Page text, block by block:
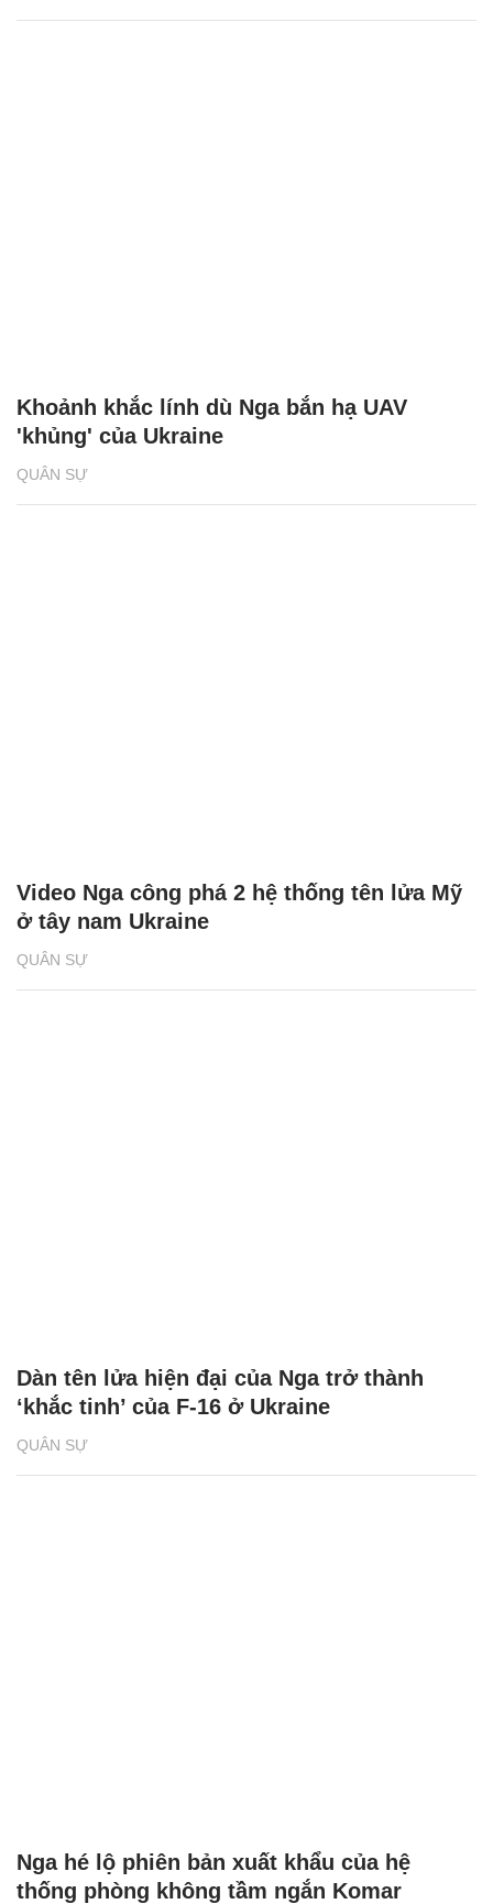
QUÂN SỰ
Khoảnh khắc lính dù Nga bắn hạ UAV
'khủng' của Ukraine
QUÂN SỰ
Video Nga công phá 2 hệ thống tên lửa Mỹ
ở tây nam Ukraine
QUÂN SỰ
Dàn tên lửa hiện đại của Nga trở thành
‘khắc tinh’ của F-16 ở Ukraine
Nga hé lộ phiên bản xuất khẩu của hệ
thống phòng không tầm ngắn Komar